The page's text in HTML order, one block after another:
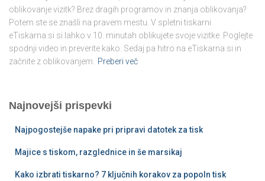
oblikovanje vizitk? Brez dragih programov in znanja oblikovanja?
Potem ste se znašli na pravem mestu. V spletni tiskarni
eTiskarna.si si lahko v 10. minutah oblikujete svoje vizitke. Poglejte
spodnji video in preverite kako. Sedaj pa hitro na eTiskarna.si in
začnite z oblikovanjem. Preberi več
Najnovejši prispevki
Najpogostejše napake pri pripravi datotek za tisk
Majice s tiskom, razglednice in še marsikaj
Kako izbrati tiskarno? 7 ključnih korakov za popoln tisk